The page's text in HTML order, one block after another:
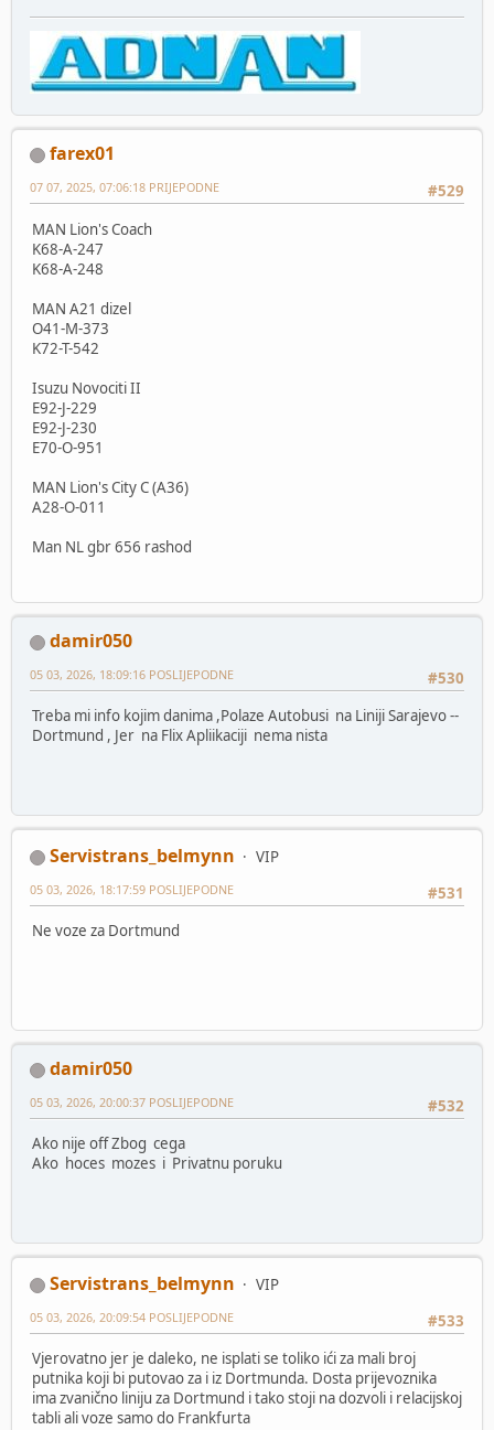
farex01
#529
07 07, 2025, 07:06:18 PRIJEPODNE
MAN Lion's Coach
K68-A-247
K68-A-248
MAN A21 dizel
O41-M-373
K72-T-542
Isuzu Novociti II
E92-J-229
E92-J-230
E70-O-951
MAN Lion's City C (A36)
A28-O-011
Man NL gbr 656 rashod
damir050
#530
05 03, 2026, 18:09:16 POSLIJEPODNE
Treba mi info kojim danima ,Polaze Autobusi na Liniji Sarajevo --
Dortmund , Jer na Flix Apliikaciji nema nista
Servistrans_belmynn
VIP
#531
05 03, 2026, 18:17:59 POSLIJEPODNE
Ne voze za Dortmund
damir050
#532
05 03, 2026, 20:00:37 POSLIJEPODNE
Ako nije off Zbog cega
Ako hoces mozes i Privatnu poruku
Servistrans_belmynn
VIP
#533
05 03, 2026, 20:09:54 POSLIJEPODNE
Vjerovatno jer je daleko, ne isplati se toliko ići za mali broj
putnika koji bi putovao za i iz Dortmunda. Dosta prijevoznika
ima zvanično liniju za Dortmund i tako stoji na dozvoli i relacijskoj
tabli ali voze samo do Frankfurta